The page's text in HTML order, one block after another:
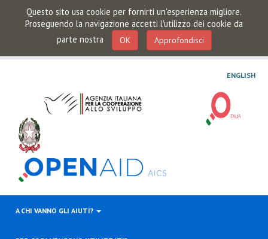
Questo sito usa cookie per fornirti un'esperienza migliore.
Proseguendo la navigazione accetti l'utilizzo dei cookie da
parte nostra
OK Approfondisci
ENGLISH
A CHI VANNO GLI AIUTI?